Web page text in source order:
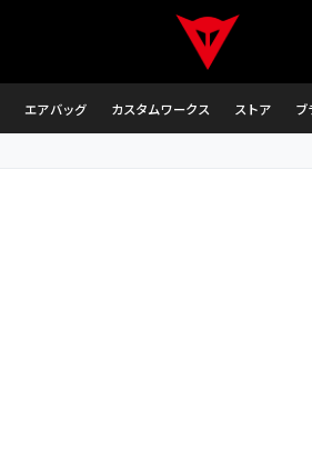
エアバッグ カスタムワークス ストア ブ